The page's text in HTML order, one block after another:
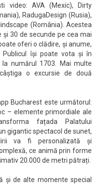
video: AVA (Mexic), Dirty
RadugaDesign (Rusia),
(România). Acestea
30 de secunde pe cea mai
oferi o clădire, și anume,
Publicul își poate vota și în
numărul 1703. Mai multe
o excursie de două
Bucharest este următorul:
– elemente primordiale ale
fațada Palatului
gigantic spectacol de sunet,
va fi personalizată și
ce animă prin forme
20.000 de metri pătrați.
și de alte momente special